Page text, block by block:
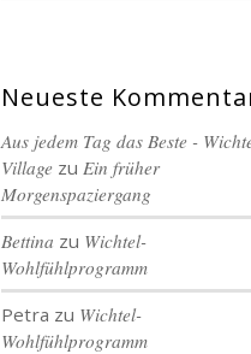
Neueste
Aus jedem Tag das Beste -
Village zu Ein früher
Morgenspaziergang
Bettina zu Wichtel-
Wohlfühlprogramm
Petra zu Wichtel-
Wohlfühlprogramm